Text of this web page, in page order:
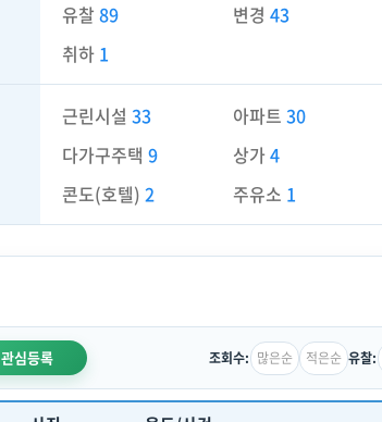
유찰 89 변경43
취하 1
근린시설 33 아파트30
다가구주택 9 상가4
콘도(호텔) 2 주유소 1
관심등록 조회수: 많은순 적은순 유찰: